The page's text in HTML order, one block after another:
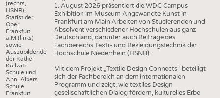
(rechts,
HSNR),
Statist der
Oper
Frankfurt
a.M.(links)
sowie
Auszubildende
der Käthe-
Kollwitz
Schule und
Anni Albers
Schule
Frankfurt
1. August 2026 präsentiert die WDC Campus
Exhibition im Museum Angewandte Kunst in
Frankfurt am Main Arbeiten von Studierenden und
Absolvent verschiedener Hochschulen aus ganz
Deutschland, darunter auch Beiträge des
Fachbereichs Textil- und Bekleidungstechnik der
Hochschule Niederrhein (HSNR).
Mit dem Projekt „Textile Design Connects“ beteiligt
sich der Fachbereich an dem internationalen
Programm und zeigt, wie textiles Design
gesellschaftlichen Dialog fördern, kulturelles Erbe